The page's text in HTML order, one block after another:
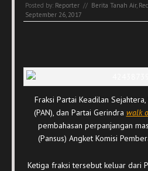
Posted by: Reporter // Berita Tanah Air,
September 26, 2017
Fraksi Partai Keadilan
(PAN), dan Partai Gerindra walk
pembahasan perpanjangan
(Pansus) Angket Komisi
Ketiga fraksi tersebut keluar dari